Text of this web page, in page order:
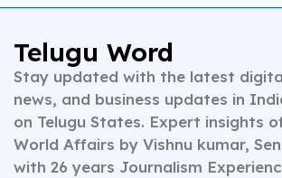
Telugu Word
Stay updated with the latest
news, and business updates in
on Telugu States. Expert insights
World Affairs by Vishnu kumar,
with 26 years Journalism